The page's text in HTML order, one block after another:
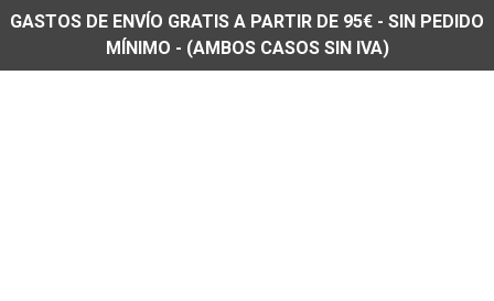
GASTOS DE ENVÍO GRATIS A PARTIR DE 95€ - SIN PEDIDO
MÍNIMO - (AMBOS CASOS SIN IVA)